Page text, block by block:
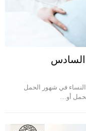
في شهور الحمل
أو…